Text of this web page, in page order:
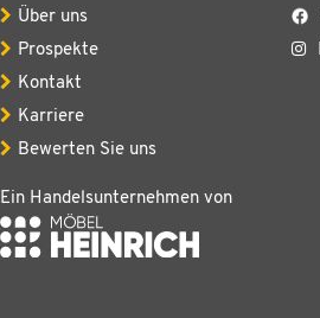
Über uns
Prospekte
Kontakt
Karriere
Bewerten Sie uns
Ein Handelsunternehmen von